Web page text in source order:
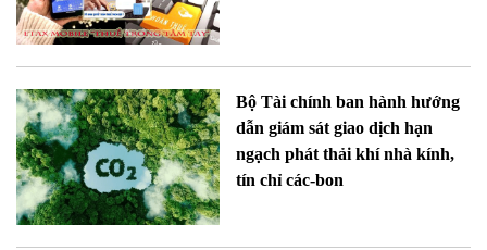
Bộ Tài chính ban hành hướng
dẫn giám sát giao dịch hạn
ngạch phát thải khí nhà kính,
tín chỉ các-bon